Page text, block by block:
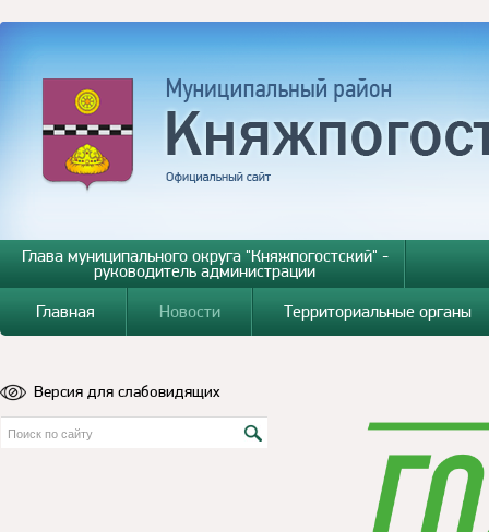
Глава муниципального округа "Княжпогостский" -
руководитель администрации
Главная
Новости Территориальные органы
Версия для слабовидящих